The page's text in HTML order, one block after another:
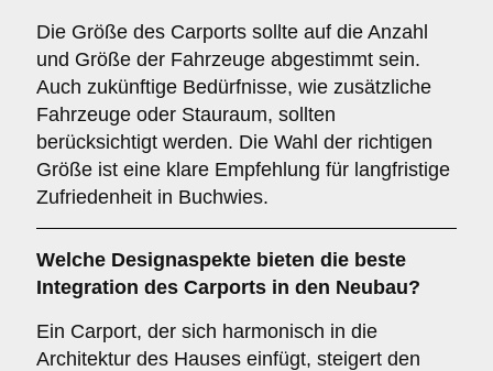
Die Größe des Carports sollte auf die Anzahl
und Größe der Fahrzeuge abgestimmt sein.
Auch zukünftige Bedürfnisse, wie zusätzliche
Fahrzeuge oder Stauraum, sollten
berücksichtigt werden. Die Wahl der richtigen
Größe ist eine klare Empfehlung für langfristige
Zufriedenheit in Buchwies.
Welche Designaspekte bieten die beste
Integration des Carports in den Neubau?
Ein Carport, der sich harmonisch in die
Architektur des Hauses einfügt, steigert den